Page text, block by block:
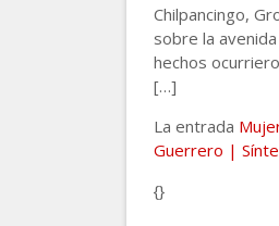
Chilpancingo,
sobre la
hechos
[…]
La entrada
Guerrero |
{}